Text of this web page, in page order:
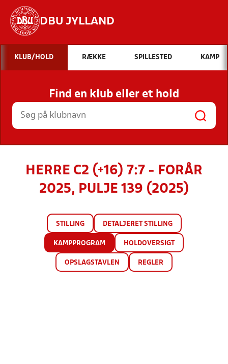
DBU JYLLAND
Hvad vil du søge efter?
INDHOLD OG NYHEDER
STILLINGER, RESULTATER, KLUBBER OG
HOLD
KLUB/HOLD RÆKKE SPILLESTED KAMP
Find en klub eller et hold
HERRE C2 (+16) 7:7 - FORÅR
2025, PULJE 139 (2025)
STILLING DETALJERET STILLING
KAMPPROGRAM HOLDOVERSIGT
OPSLAGSTAVLEN REGLER